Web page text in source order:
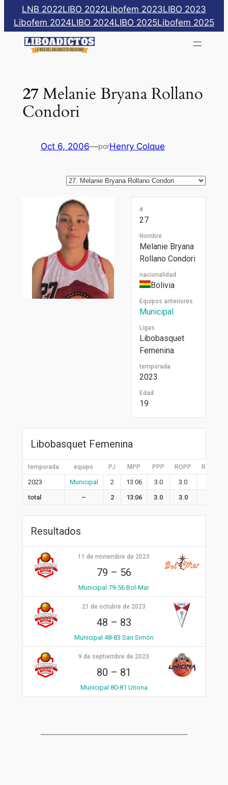
Saltar
contenido
LNB 2022LIBO 2022Libofem 2023LIBO 2023
Libofem 2024LIBO 2024LIBO 2025Libofem 2025
27 Melanie Bryana Rollano
Condori
Oct 6, 2006—porHenry Colque
#
27
Nombre
Melanie Bryana
Rollano Condori
nacionalidad
Bolivia
Equipos anteriores
Municipal
Ligas
Libobasquet
Femenina
temporada
2023
Edad
19
Libobasquet Femenina
temporada equipo PJ MPP PPP ROPP RDPP
2023 Municipal 2 13:06 3.0 3.0
total
– 2 13:06 3.0 3.0
Resultados
11 de noviembre de 2023
79 – 56
Municipal 79-56 Bol-Mar
21 de octubre de 2023
48 – 83
Municipal 48-83 San Simón
9 de septiembre de 2023
80 – 81
Municipal 80-81 Uriona